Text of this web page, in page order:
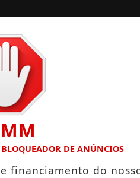
INÍCIO
IGREJA DO DIVINO
DE ANÚNCIOS
financiamento do